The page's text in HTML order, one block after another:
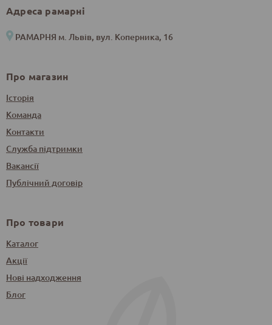
Адреса рамарні
РАМАРНЯ м. Львів, вул. Коперника, 16
Про магазин
Історія
Команда
Контакти
Служба підтримки
Вакансії
Публічний договір
Про товари
Каталог
Акції
Нові надходження
Блог